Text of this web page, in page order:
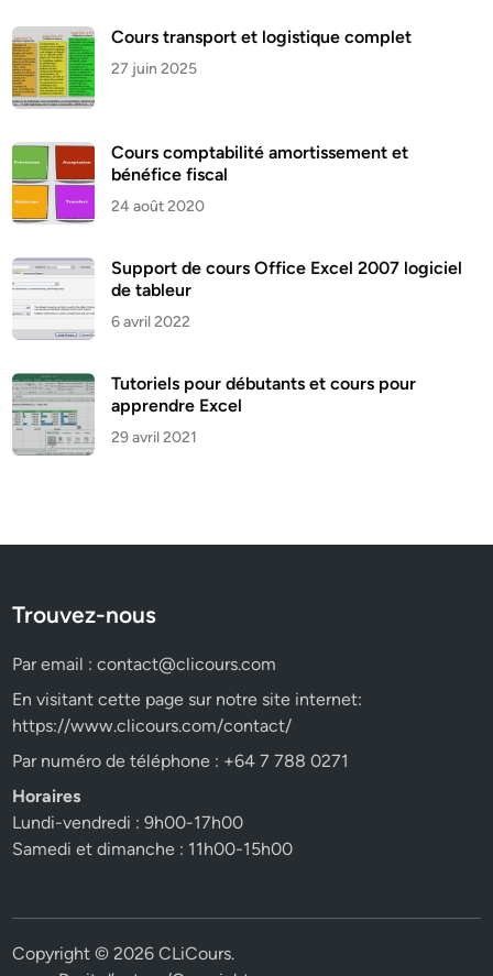
Cours transport et logistique complet
27 juin 2025
Cours comptabilité amortissement et
bénéfice fiscal
24 août 2020
Support de cours Office Excel 2007 logiciel
de tableur
6 avril 2022
Tutoriels pour débutants et cours pour
apprendre Excel
29 avril 2021
Trouvez-nous
Par email :contact@clicours.com
En visitant cette page sur notre site internet:
https://www.clicours.com/contact/
Par numéro de téléphone : +64 7 788 0271
Horaires
Lundi-vendredi : 9h00-17h00
Samedi et dimanche : 11h00-15h00
Copyright © 2026CLiCours.